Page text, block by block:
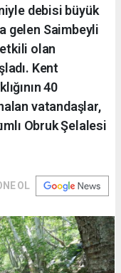
debisi büyük
gelen Saimbeyli
olan
Kent
40
vatandaşlar,
Obruk Şelalesi
OL